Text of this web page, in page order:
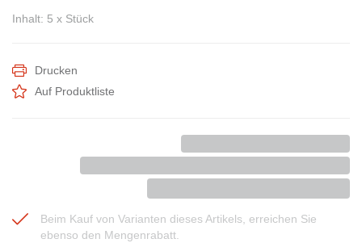
Beim Kauf von Varianten dieses Artikels, erreichen Sie
ebenso den Mengenrabatt.
Inhalt: 5 x Stück
Drucken
Auf Produktliste